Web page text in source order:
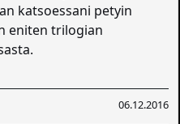
katsoessani petyin
eniten trilogian
06.12.2016